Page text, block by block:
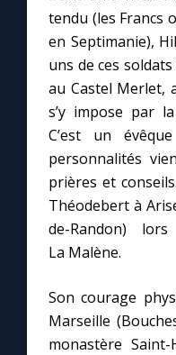
tendu (les Francs
en Septimanie),
uns de ces
au Castel Merlet,
s’y impose par
C’est un
personnalités
prières et
Théodebert à
de-Randon)
La Malène.
Son courage
Marseille
monastère